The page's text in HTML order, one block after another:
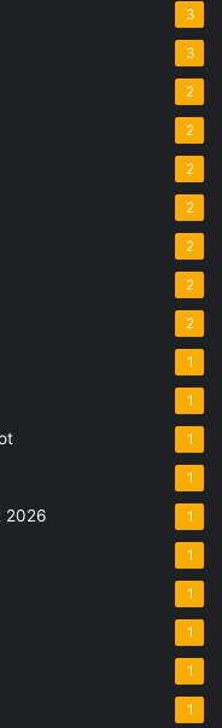
3
3
2
2
2
2
2
2
2
1
1
1
1
2026 1
1
1
1
1
1